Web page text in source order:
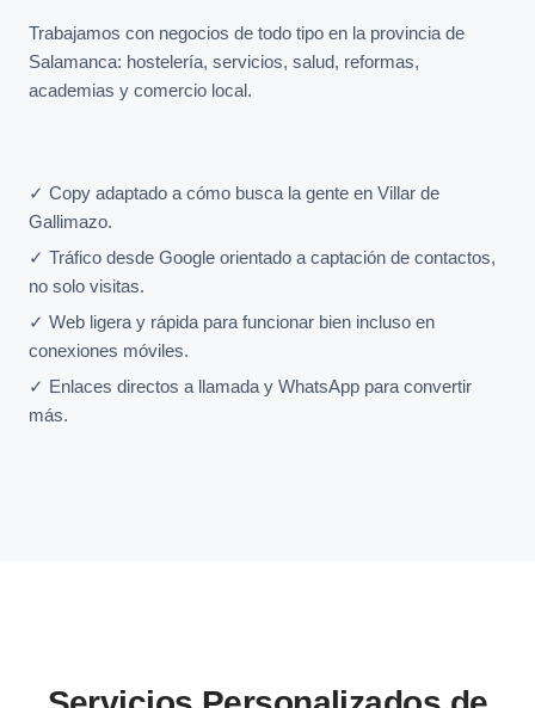
Trabajamos con negocios de todo tipo en la provincia de
Salamanca: hostelería, servicios, salud, reformas,
academias y comercio local.
✓ Copy adaptado a cómo busca la gente en Villar de
Gallimazo.
✓ Tráfico desde Google orientado a captación de contactos,
no solo visitas.
✓ Web ligera y rápida para funcionar bien incluso en
conexiones móviles.
✓ Enlaces directos a llamada y WhatsApp para convertir
más.